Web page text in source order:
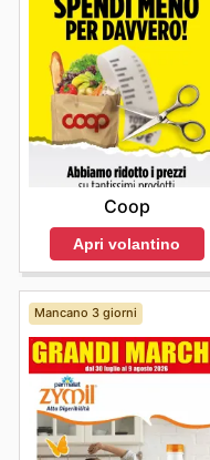
Coop
Apri volantino
Mancano 3 giorni